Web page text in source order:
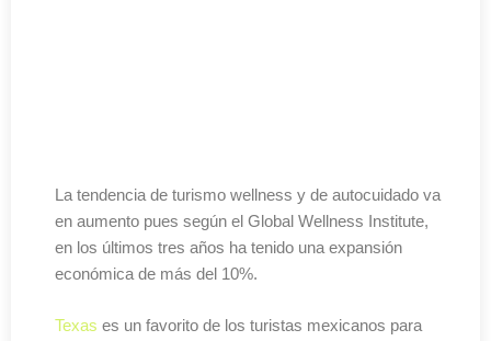
La tendencia de turismo wellness y de autocuidado va
en aumento pues según el Global Wellness Institute,
en los últimos tres años ha tenido una expansión
económica de más del 10%.
Texas es un favorito de los turistas mexicanos para